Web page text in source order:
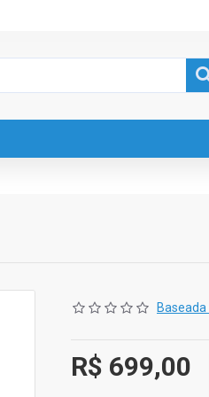
R$ 699,00